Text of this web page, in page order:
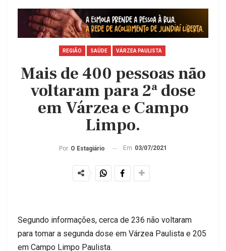
REGIÃO SAÚDE VÁRZEA PAULISTA
Mais de 400 pessoas não
voltaram para 2ª dose
em Várzea e Campo
Limpo.
Por O Estagiário Em 03/07/2021
Segundo informações, cerca de 236 não voltaram
para tomar a segunda dose em Várzea Paulista e 205
em Campo Limpo Paulista.